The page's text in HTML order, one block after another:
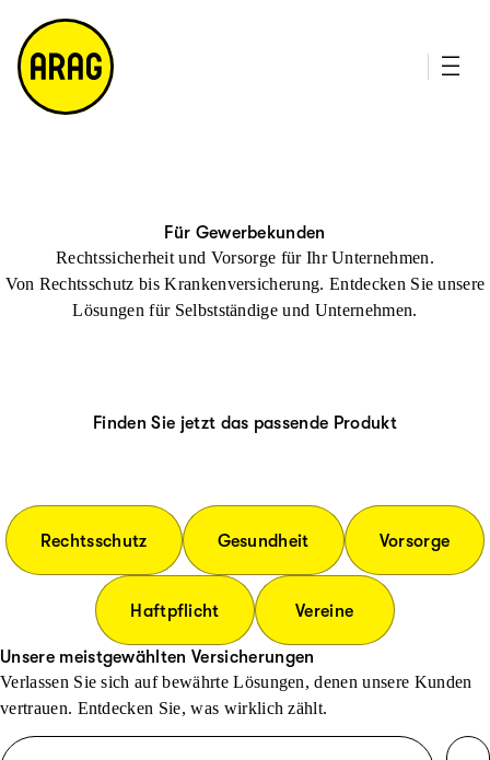
m
a
p
Für Gewerbekunden
Rechtssicherheit und Vorsorge für Ihr Unternehmen.
Von Rechtsschutz bis Krankenversicherung. Entdecken Sie unsere
Lösungen für Selbstständige und Unternehmen.
Finden Sie jetzt das passende Produkt
Rechtsschutz Gesundheit Vorsorge
Haftpflicht Vereine
Unsere meistgewählten Versicherungen
Verlassen Sie sich auf bewährte Lösungen, denen unsere Kunden
vertrauen. Entdecken Sie, was wirklich zählt.